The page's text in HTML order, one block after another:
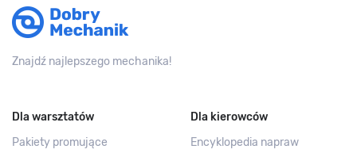
Znajdź najlepszego mechanika!
Dla warsztatów
Pakiety promujące
Dla kierowców
Encyklopedia napraw